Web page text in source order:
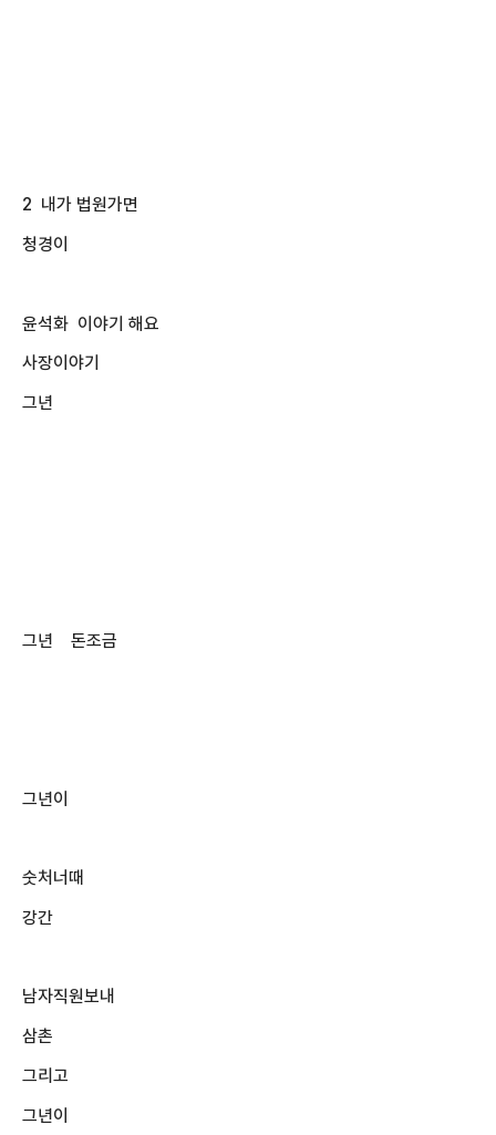
2 내가 법원가면
청경이
윤석화 이야기 해요
사장이야기
그년
그년 돈조금
그년이
숫처너때
강간
남자직원보내
삼촌
그리고
그년이